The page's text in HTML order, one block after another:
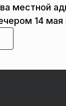
местной
14